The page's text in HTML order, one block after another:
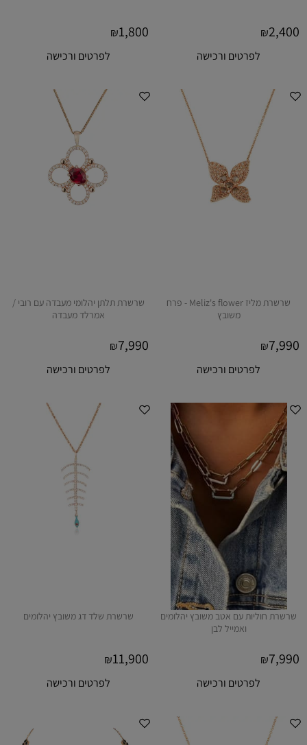
₪2,400
לפרטים ורכישה
₪1,800
לפרטים ורכישה
שרשרת מליז Meliz's flower - פרח
משובץ
₪7,990
לפרטים ורכישה
שרשרת תלתן יהלומי מעבדה עם רובי /
אמרלד מעבדה
₪7,990
לפרטים ורכישה
שרשרת חוליות עם אטב משובץ יהלומים
ואמייל לבן
₪7,990
לפרטים ורכישה
שרשרת שלד דג משובץ יהלומים
₪11,900
לפרטים ורכישה